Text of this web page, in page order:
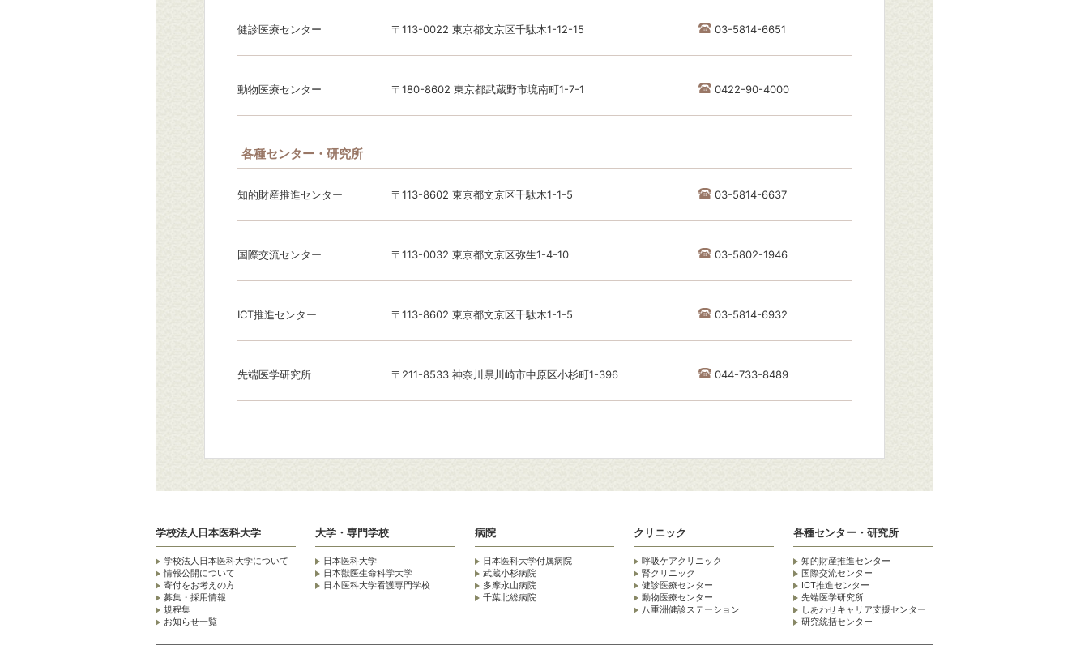
健診医療センター 〒113-0022 東京都文京区千駄木1-12-15 03-5814-6651
動物医療センター 〒180-8602 東京都武蔵野市境南町1-7-1 0422-90-4000
各種センター・研究所
知的財産推進センター 〒113-8602 東京都文京区千駄木1-1-5 03-5814-6637
国際交流センター 〒113-0032 東京都文京区弥生1-4-10 03-5802-1946
ICT推進センター 〒113-8602 東京都文京区千駄木1-1-5 03-5814-6932
先端医学研究所 〒211-8533 神奈川県川崎市中原区小杉町1-396 044-733-8489
学校法人日本医科大学
学校法人日本医科大学について
情報公開について
寄付をお考えの方
募集・採用情報
規程集
お知らせ一覧
大学・専門学校
日本医科大学
日本獣医生命科学大学
日本医科大学看護専門学校
病院
日本医科大学付属病院
武蔵小杉病院
多摩永山病院
千葉北総病院
クリニック
呼吸ケアクリニック
腎クリニック
健診医療センター
動物医療センター
八重洲健診ステーション
各種センター・研究所
知的財産推進センター
国際交流センター
ICT推進センター
先端医学研究所
しあわせキャリア支援センター
研究統括センター